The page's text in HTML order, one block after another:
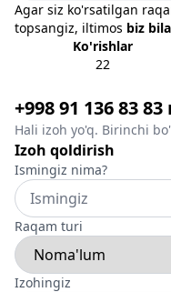
Agar siz ko'rsatilgan
topsangiz, iltimos biz
Ko'rishlar
22
+998 91 136 83
Hali izoh yo'q. Birinchi
Izoh qoldirish
Ismingiz nima?
Raqam turi
Izohingiz